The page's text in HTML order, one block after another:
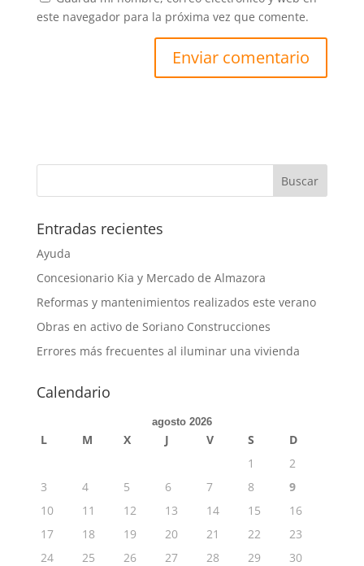
este navegador para la próxima vez que comente.
Entradas recientes
Ayuda
Concesionario Kia y Mercado de Almazora
Reformas y mantenimientos realizados este verano
Obras en activo de Soriano Construcciones
Errores más frecuentes al iluminar una vivienda
Calendario
agosto 2026
L M X J V S
D
1
2
3
4 5 6 7 8
9
10
11 12 13 14 15
16
17
18 19 20 21 22
23
24
25 26 27 28 29
30